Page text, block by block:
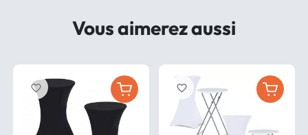
Vous aimerez aussi
favorite_border favorite_border